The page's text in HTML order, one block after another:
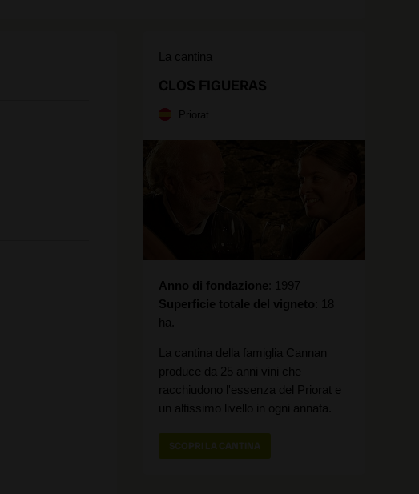
La cantina
CLOS FIGUERAS
Priorat
Anno di fondazione
1997
Superficie totale del vigneto
18
ha.
La cantina della famiglia Cannan
produce da 25 anni vini che
racchiudono l'essenza del Priorat e
un altissimo livello in ogni annata.
SCOPRI LA CANTINA